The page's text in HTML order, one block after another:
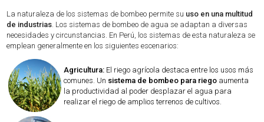
La naturaleza de los sistemas de bombeo permite su uso en una multitud
de industrias. Los sistemas de bombeo de agua se adaptan a diversas
necesidades y circunstancias. En Perú, los sistemas de esta naturaleza se
emplean generalmente en los siguientes escenarios:
Agricultura: El riego agrícola destaca entre los usos más
comunes. Un sistema de bombeo para riego aumenta
la productividad al poder desplazar el agua para
realizar el riego de amplios terrenos de cultivos.